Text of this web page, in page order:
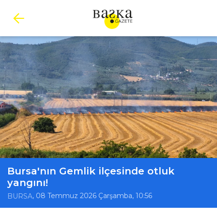
Bursa'nın Gemlik ilçesinde otluk
yangını!
BURSA, 08 Temmuz 2026 Çarşamba, 10:56